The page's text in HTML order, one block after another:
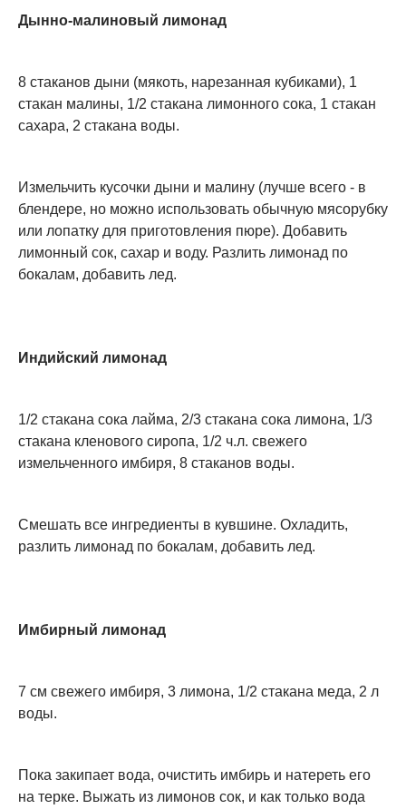
Дынно-малиновый лимонад
8 стаканов дыни (мякоть, нарезанная кубиками), 1
стакан малины, 1/2 стакана лимонного сока, 1 стакан
сахара, 2 стакана воды.
Измельчить кусочки дыни и малину (лучше всего - в
блендере, но можно использовать обычную мясорубку
или лопатку для приготовления пюре). Добавить
лимонный сок, сахар и воду. Разлить лимонад по
бокалам, добавить лед.
Индийский лимонад
1/2 стакана сока лайма, 2/3 стакана сока лимона, 1/3
стакана кленового сиропа, 1/2 ч.л. свежего
измельченного имбиря, 8 стаканов воды.
Смешать все ингредиенты в кувшине. Охладить,
разлить лимонад по бокалам, добавить лед.
Имбирный лимонад
7 см свежего имбиря, 3 лимона, 1/2 стакана меда, 2 л
воды.
Пока закипает вода, очистить имбирь и натереть его
на терке. Выжать из лимонов сок, и как только вода